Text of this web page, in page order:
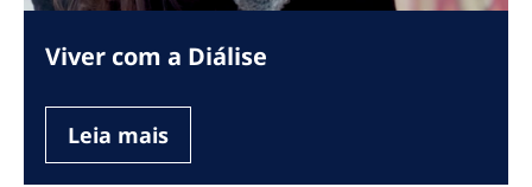
Viver com a Diálise
Leia mais